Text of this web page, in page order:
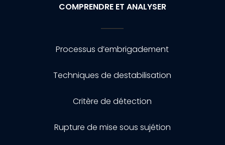
COMPRENDRE ET ANALYSER
Processus d’embrigadement
Techniques de destabilisation
Critère de détection
Rupture de mise sous sujétion